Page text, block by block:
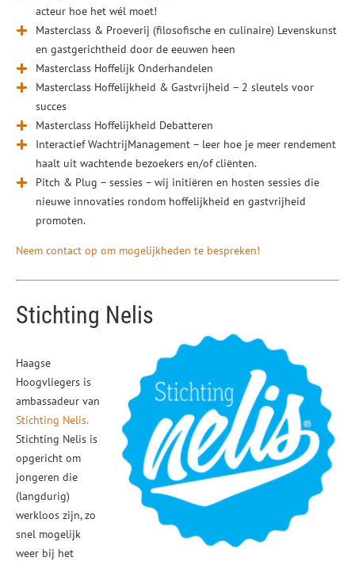
acteur hoe het wél moet!
Masterclass & Proeverij (filosofische en culinaire) Levenskunst
en gastgerichtheid door de eeuwen heen
Masterclass Hoffelijk Onderhandelen
Masterclass Hoffelijkheid & Gastvrijheid – 2 sleutels voor
succes
Masterclass Hoffelijkheid Debatteren
Interactief WachtrijManagement – leer hoe je meer rendement
haalt uit wachtende bezoekers en/of cliënten.
Pitch & Plug – sessies – wij initiëren en hosten sessies die
nieuwe innovaties rondom hoffelijkheid en gastvrijheid
promoten.
Neem contact op om mogelijkheden te bespreken!
Stichting Nelis
Haagse
Hoogvliegers is
ambassadeur van
Stichting Nelis.
Stichting Nelis is
opgericht om
jongeren die
(langdurig)
werkloos zijn, zo
snel mogelijk
weer bij het